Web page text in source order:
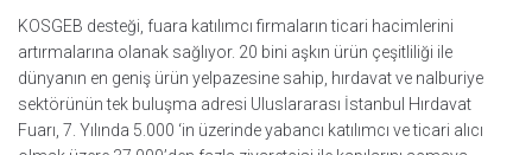
KOSGEB desteği, fuara katılımcı firmaların ticari hacimlerini
artırmalarına olanak sağlıyor. 20 bini aşkın ürün çeşitliliği ile
dünyanın en geniş ürün yelpazesine sahip, hırdavat ve nalburiye
sektörünün tek buluşma adresi Uluslararası İstanbul Hırdavat
Fuarı, 7. Yılında 5.000 ‘in üzerinde yabancı katılımcı ve ticari alıcı